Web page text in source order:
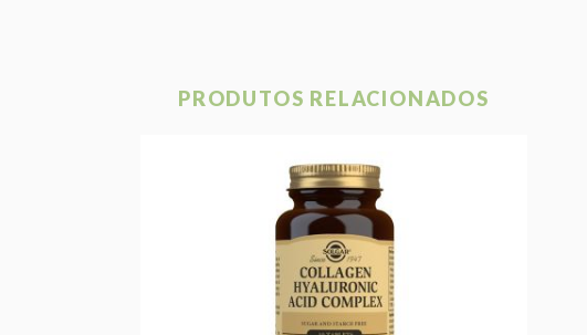
PRODUTOS RELACIONADOS